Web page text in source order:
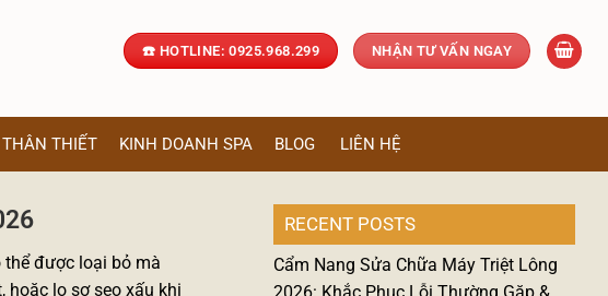
☎️ HOTLINE: 0925.968.299 NHẬN TƯ VẤN NGAY
THIẾT KINH DOANH SPA BLOG LIÊN HỆ
thể được loại bỏ mà
hoặc lo sợ sẹo xấu khi
RECENT POSTS
Cẩm Nang Sửa Chữa Máy Triệt Lông